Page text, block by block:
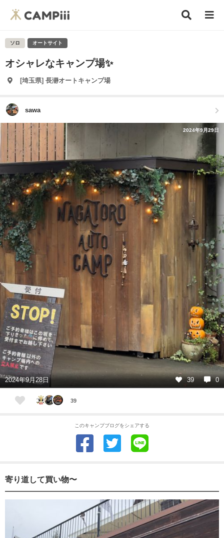
ソロ オートサイト
オシャレなキャンプ場✨
[埼玉県] 長瀞オートキャンプ場
sawa
2024年9月29日
2024年9月28日 39 0
39
このキャンプブログをシェアする
寄り道して買い物〜